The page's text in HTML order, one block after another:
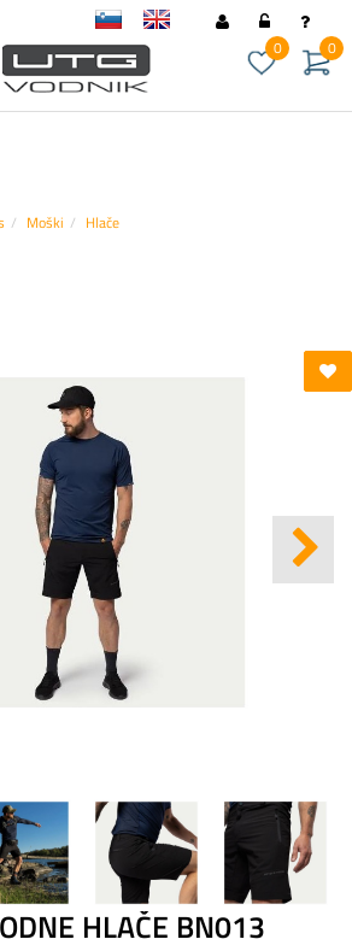
0
0
Moški Hlače
HLAČE BN013